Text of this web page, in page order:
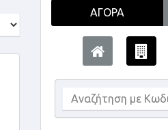
ΑΓΟΡΆ